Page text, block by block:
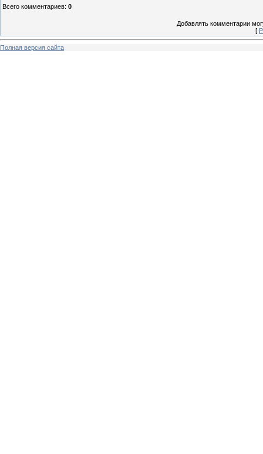
Всего комментариев: 0
Добавлять комментарии
[
Полная версия сайта